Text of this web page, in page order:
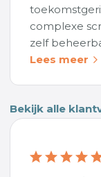
complexe
zelf
Lees meer
Bekijk alle